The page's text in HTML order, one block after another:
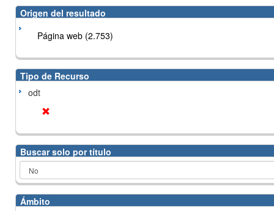
Origen del resultado
Página web (2.753)
Tipo de Recurso
odt
Buscar solo por título
Ámbito